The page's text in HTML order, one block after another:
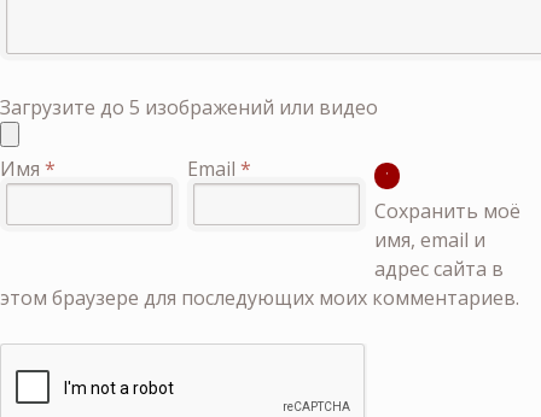
Загрузите до 5 изображений или видео
Имя * Email *
Сохранить моё
имя, email и
адрес сайта в
этом браузере для последующих моих комментариев.